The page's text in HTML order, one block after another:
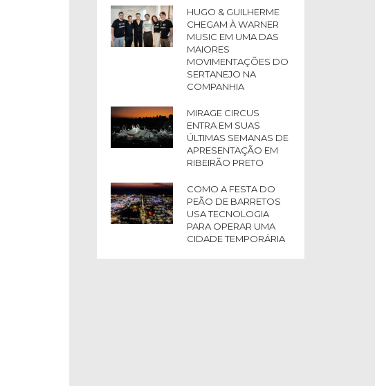
HUGO & GUILHERME
CHEGAM À WARNER
MUSIC EM UMA DAS
MAIORES
MOVIMENTAÇÕES DO
SERTANEJO NA
COMPANHIA
MIRAGE CIRCUS
ENTRA EM SUAS
ÚLTIMAS SEMANAS DE
APRESENTAÇÃO EM
RIBEIRÃO PRETO
COMO A FESTA DO
PEÃO DE BARRETOS
USA TECNOLOGIA
PARA OPERAR UMA
CIDADE TEMPORÁRIA